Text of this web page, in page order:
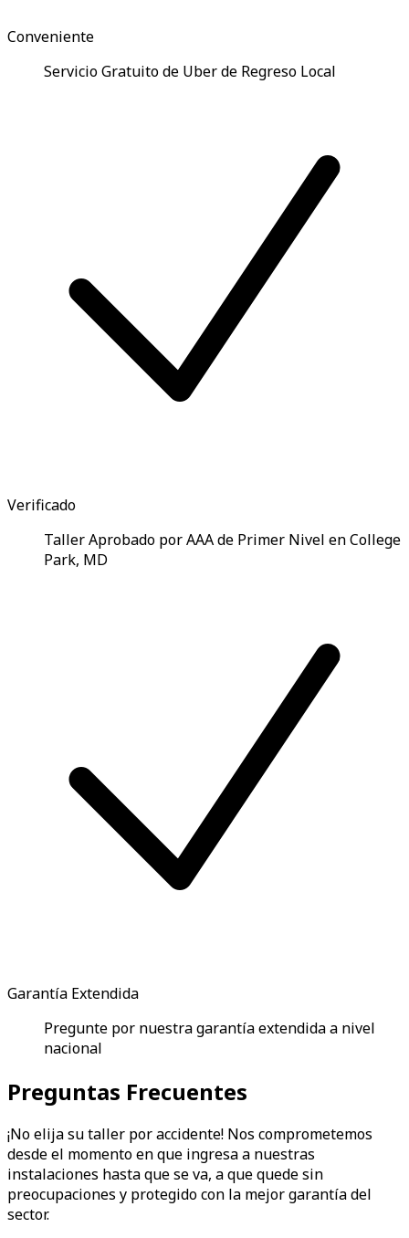
Conveniente
Servicio Gratuito de Uber de Regreso Local
Verificado
Taller Aprobado por AAA de Primer Nivel en College
Park, MD
Garantía Extendida
Pregunte por nuestra garantía extendida a nivel
nacional
Preguntas Frecuentes
¡No elija su taller por accidente! Nos comprometemos
desde el momento en que ingresa a nuestras
instalaciones hasta que se va, a que quede sin
preocupaciones y protegido con la mejor garantía del
sector.